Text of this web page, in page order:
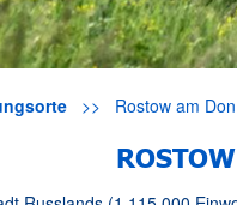
>> Rostow am Don